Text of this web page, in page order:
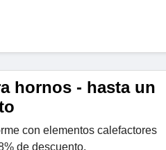
hornos - hasta un
con elementos calefactores
de descuento.